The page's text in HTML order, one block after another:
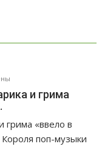
и грима
грима «ввело в
Короля поп-музыки